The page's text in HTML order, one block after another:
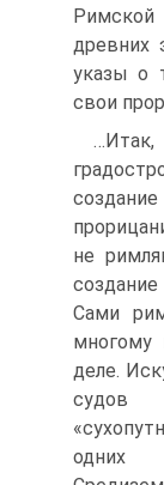
Римской
древних
указы о
свои
не
Сами
многому
деле.
судов
одних